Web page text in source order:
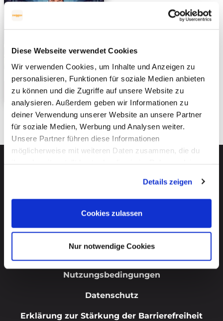
Diese Webseite verwendet Cookies
Wir verwenden Cookies, um Inhalte und Anzeigen zu
personalisieren, Funktionen für soziale Medien anbieten
zu können und die Zugriffe auf unsere Website zu
analysieren. Außerdem geben wir Informationen zu
deiner Verwendung unserer Website an unsere Partner
für soziale Medien, Werbung und Analysen weiter.
Unsere Partner führen diese Informationen
möglicherweise mit weiteren Daten zusammen, die du
Datenschutzerklärung.
Details zeigen
Cookies zulassen
Nur notwendige Cookies
Start
FAQ
Nutzungsbedingungen
Datenschutz
Erklärung zur Stärkung der Barrierefreiheit